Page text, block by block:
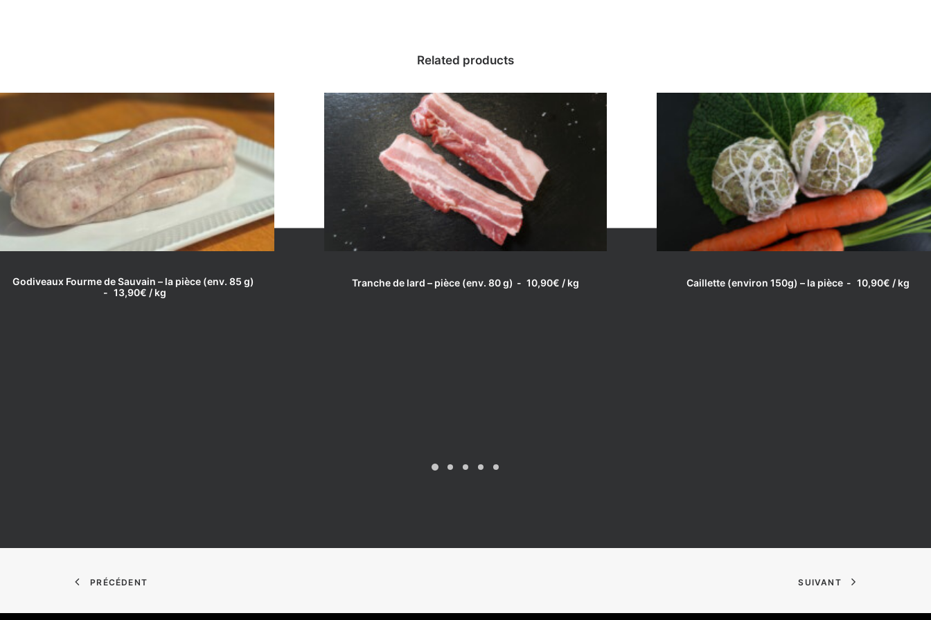
Related products
LIRE LA SUITE
Godiveaux Fourme de Sauvain – la pièce (env. 85 g)
13,90€ / kg
LIRE LA SUITE
Tranche de lard – pièce (env. 80 g) 10,90€ / kg LIRE LA SUITE
Caillette (environ 150g) – la pièce 10,90€ / kg
PRÉCÉDENT SUIVANT